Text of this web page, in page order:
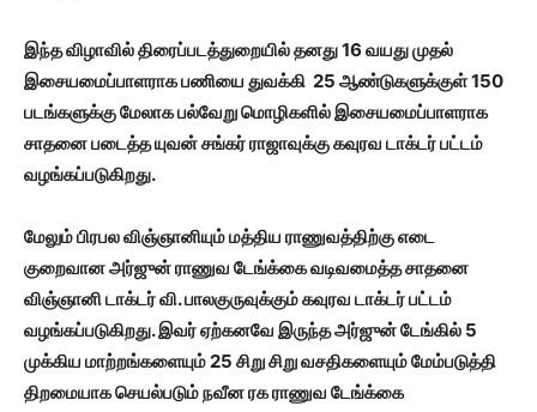
இந்த விழாவில் திரைப்படத்துறையில் தனது 16 வயது முதல்
இசையமைப்பாளராக பணியை துவக்கி 25 ஆண்டுகளுக்குள் 150
படங்களுக்கு மேலாக பல்வேறு மொழிகளில் இசையமைப்பாளராக
சாதனை படைத்த யுவன் சங்கர் ராஜாவுக்கு கவுரவ டாக்டர் பட்டம்
வழங்கப்படுகிறது.
மேலும் பிரபல விஞ்ஞானியும் மத்திய ராணுவத்திற்கு எடை
குறைவான அர்ஜுன் ராணுவ டேங்க்கை வடிவமைத்த சாதனை
விஞ்ஞானி டாக்டர் வி. பாலகுருவுக்கும் கவுரவ டாக்டர் பட்டம்
வழங்கப்படுகிறது. இவர் ஏற்கனவே இருந்த அர்ஜுன் டேங்கில் 5
முக்கிய மாற்றங்களையும் 25 சிறு சிறு வசதிகளையும் மேம்படுத்தி
திறமையாக செயல்படும் நவீன ரக ராணுவ டேங்க்கை